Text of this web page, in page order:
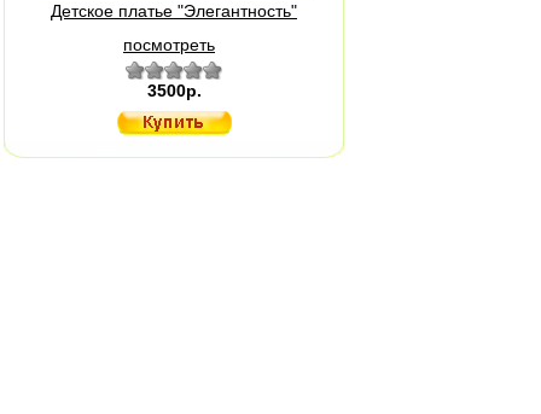
Детское платье "Элегантность"
посмотреть
3500р.